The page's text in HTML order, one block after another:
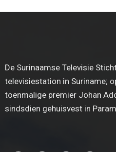
De Surinaamse Televisie
televisiestation in Suriname;
toenmalige premier Johan
sindsdien gehuisvest in